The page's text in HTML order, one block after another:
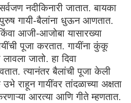
नदीकिनारी जातात. बायका
गायी-बैलांना धुऊन आणतात.
आजी-आजोबा यासारख्या
पूजा करतात. गायींना कुंकू
जातो. हा दिवा
त्यानंतर बैलांची पूजा केली
राहून गायींवर तांदळाच्या अक्षता
आरत्या आणि गीते म्हणतात.